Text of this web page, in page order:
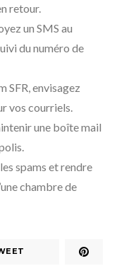
retour.
un SMS au
du numéro de
SFR, envisagez
vos courriels.
une boîte mail
spams et rendre
chambre de